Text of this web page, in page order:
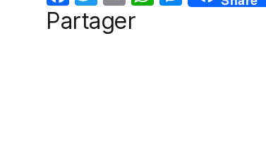
o
k
p
er
a
w
itt
m
e
Partager